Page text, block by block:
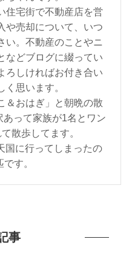
住宅街で不動産店を営
や売却について、いつ
い。不動産のことやニ
などブログに綴ってい
ろしければお付き合い
く思います。
＆おはぎ」と朝晩の散
って家族が1名とワン
散歩してます。
国に行ってしまったの
す。
事